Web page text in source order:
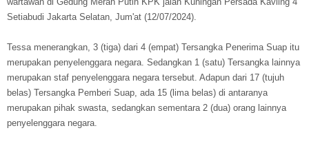
Setiabudi Jakarta Selatan, Jum'at (12/07/2024).
Tessa menerangkan, 3 (tiga) dari 4 (empat) Tersangka Penerima Suap itu
merupakan penyelenggara negara. Sedangkan 1 (satu) Tersangka lainnya
merupakan staf penyelenggara negara tersebut. Adapun dari 17 (tujuh
belas) Tersangka Pemberi Suap, ada 15 (lima belas) di antaranya
merupakan pihak swasta, sedangkan sementara 2 (dua) orang lainnya
penyelenggara negara.